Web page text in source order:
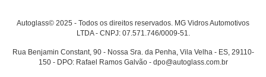
Autoglass© 2025 - Todos os direitos reservados. MG Vidros Automotivos
LTDA - CNPJ: 07.571.746/0009-51.
Rua Benjamin Constant, 90 - Nossa Sra. da Penha, Vila Velha - ES, 29110-
150 - DPO: Rafael Ramos Galvão - dpo@autoglass.com.br